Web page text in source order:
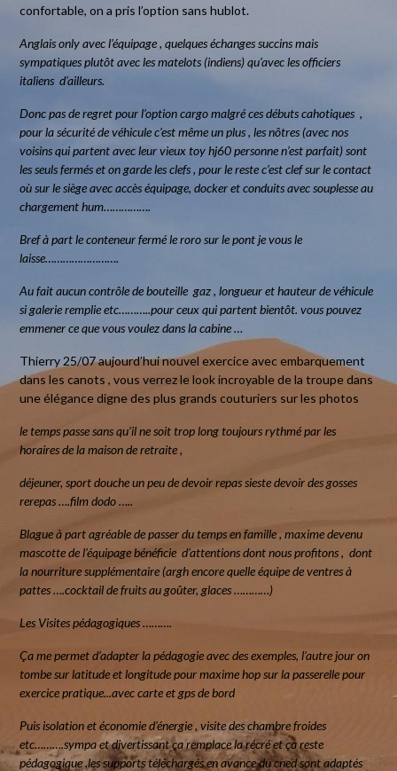
confortable, on a pris l’option sans hublot.
Anglais only avec l’équipage , quelques échanges succins mais
sympatiques plutôt avec les matelots (indiens) qu’avec les officiers
italiens d’ailleurs.
Donc pas de regret pour l’option cargo malgré ces débuts cahotiques ,
pour la sécurité de véhicule c’est même un plus , les nôtres (avec nos
voisins qui partent avec leur vieux toy hj60 personne n’est parfait) sont
les seuls fermés et on garde les clefs , pour le reste c’est clef sur le contact
où sur le siège avec accès équipage, docker et conduits avec souplesse au
chargement hum…………….
Bref à part le conteneur fermé le roro sur le pont je vous le
laisse…………………….
Au fait aucun contrôle de bouteille gaz , longueur et hauteur de véhicule
si galerie remplie etc………..pour ceux qui partent bientôt. vous pouvez
emmener ce que vous voulez dans la cabine …
Thierry 25/07 aujourd’hui nouvel exercice avec embarquement
dans les canots , vous verrez le look incroyable de la troupe dans
une élégance digne des plus grands couturiers sur les photos
le temps passe sans qu’il ne soit trop long toujours rythmé par les
horaires de la maison de retraite ,
déjeuner, sport douche un peu de devoir repas sieste devoir des gosses
rerepas ….film dodo …..
Blague à part agréable de passer du temps en famille , maxime devenu
mascotte de l’équipage bénéficie d’attentions dont nous profitons , dont
la nourriture supplémentaire (argh encore quelle équipe de ventres à
pattes ….cocktail de fruits au goûter, glaces …………)
Les Visites pédagogiques ……….
Ça me permet d’adapter la pédagogie avec des exemples, l’autre jour on
tombe sur latitude et longitude pour maxime hop sur la passerelle pour
exercice pratique...avec carte et gps de bord
Puis isolation et économie d’énergie , visite des chambre froides
etc……….sympa et divertissant ça remplace la récré et ça reste
pédagogique ,les supports téléchargés en avance du cned sont adaptés